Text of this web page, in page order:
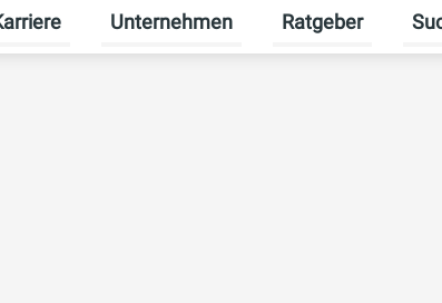
umschalten
für Gewerbekunden umschalten
Untermenü für Karriere umschalten
Unternehmen
Untermenü für
Ratgeber